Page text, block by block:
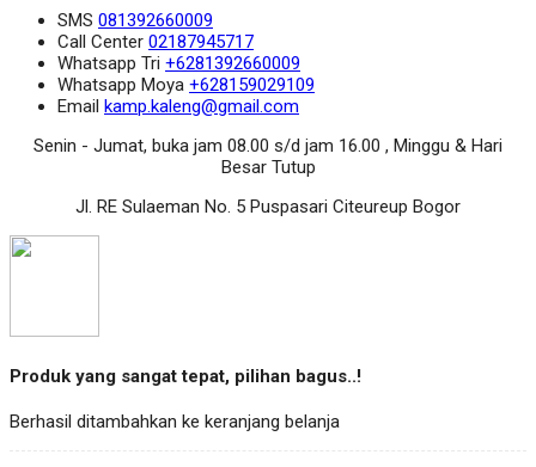
SMS 081392660009
Call Center 02187945717
Whatsapp Tri +6281392660009
Whatsapp Moya +628159029109
Email kamp.kaleng@gmail.com
Senin - Jumat, buka jam 08.00 s/d jam 16.00 , Minggu & Hari
Besar Tutup
Jl. RE Sulaeman No. 5 Puspasari Citeureup Bogor
Produk yang sangat tepat, pilihan bagus..!
Berhasil ditambahkan ke keranjang belanja